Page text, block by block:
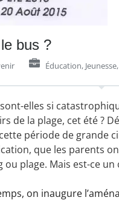
bus ?
Éducation, Jeunesse,
elles si
de la plage, cet été ?
période de grande
que les parents
plage. Mais est-ce un
on inaugure